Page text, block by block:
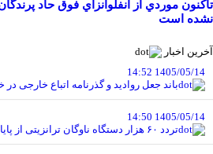
تاکنون موردي از آنفلوانزاي فوق حاد
نشده است
آخرین اخبار
1405/05/14 14:52
باند جعل روادید و گذرنامه اتباع خارجی
1405/05/14 14:50
تردد ۶۰ هزار دستگاه ناوگان ترانزیتی از پایانه‌های مرزی آذربایجان ‌غربی